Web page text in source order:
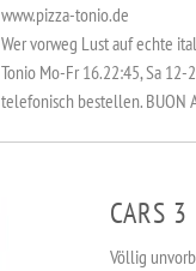
www.pizza-tonio.de
Wer vorweg Lust auf echte
Tonio Mo-Fr 16.22:45, Sa
telefonisch bestellen. BUON
CARS 3
Völlig